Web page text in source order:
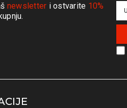
newsletter i ostvarite 10%